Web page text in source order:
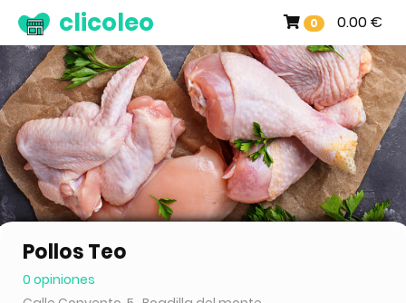
0 0.00 €
clicoleo
Pollos Teo
0 opiniones